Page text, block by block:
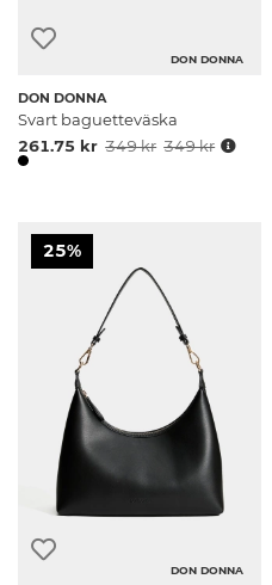
DON DONNA
DON DONNA
Svart baguetteväska
261.75 kr 349 kr 349 kr
25%
DON DONNA